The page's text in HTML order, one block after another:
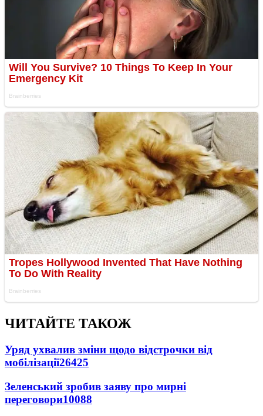
ЧИТАЙТЕ ТАКОЖ
Уряд ухвалив зміни щодо відстрочки від
мобілізації26425
Зеленський зробив заяву про мирні
переговори10088